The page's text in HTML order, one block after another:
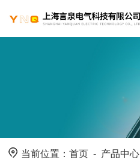
当前位置：首页 - 产品中心